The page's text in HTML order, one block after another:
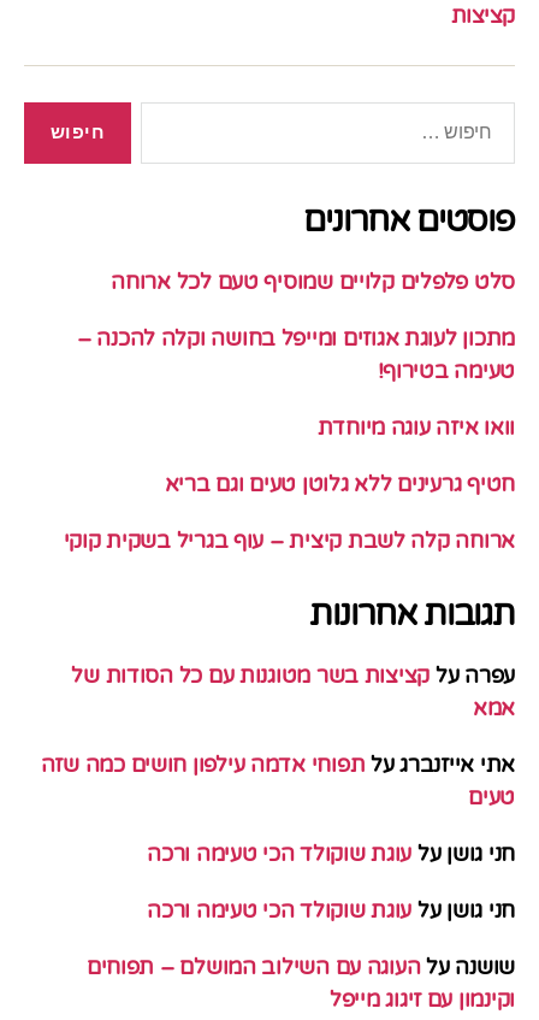
קציצות
פוסטים אחרונים
סלט פלפלים קלויים שמוסיף טעם לכל ארוחה
מתכון לעוגת אגוזים ומייפל בחושה וקלה להכנה –
טעימה בטירוף!
וואו איזה עוגה מיוחדת
חטיף גרעינים ללא גלוטן טעים וגם בריא
ארוחה קלה לשבת קיצית – עוף בגריל בשקית קוקי
תגובות אחרונות
עפרה על קציצות בשר מטוגנות עם כל הסודות של
אמא
אתי אייזנברגעל תפוחי אדמה עילפון חושים כמה שזה
טעים
חני גושן על עוגת שוקולד הכי טעימה ורכה
חני גושן על עוגת שוקולד הכי טעימה ורכה
שושנה עלהעוגה עם השילוב המושלם – תפוחים
וקינמון עם זיגוג מייפל